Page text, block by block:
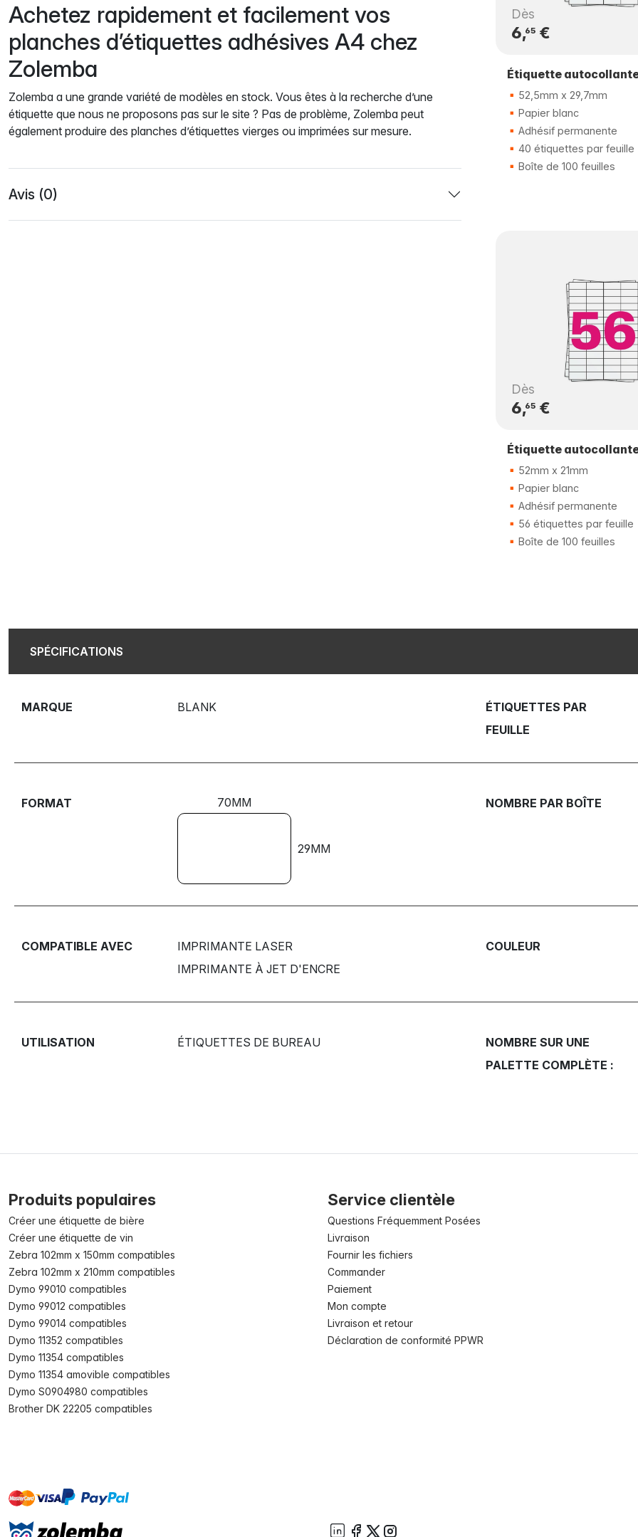
Dès
6,65€
Étiquette
52,5mm x 29,7mm
Papier blanc
Adhésif permanente
40 étiquettes par feuille
Boîte de 100 feuilles
Dès
6,65€
Étiquette
52mm x 21mm
Papier blanc
Adhésif permanente
56 étiquettes par feuille
Boîte de 100 feuilles
Achetez rapidement et facilement vos
planches d’étiquettes adhésives A4 chez
Zolemba
Zolemba a une grande variété de modèles en stock. Vous êtes à la recherche d’une
étiquette que nous ne proposons pas sur le site ? Pas de problème, Zolemba peut
également produire des planches d’étiquettes vierges ou imprimées sur mesure.
Avis (0)
SPÉCIFICATIONS
MARQUE BLANK
ÉTIQUETTES PAR
FEUILLE
FORMAT 70MM
29MM
NOMBRE PAR BOÎTE
COMPATIBLE AVEC
IMPRIMANTE LASER
IMPRIMANTE À JET D'ENCRE
COULEUR
UTILISATION ÉTIQUETTES DE BUREAU
NOMBRE SUR UNE
PALETTE COMPLÈTE :
Produits populaires
Créer une étiquette de bière
Créer une étiquette de vin
Zebra 102mm x 150mm compatibles
Zebra 102mm x 210mm compatibles
Dymo 99010 compatibles
Dymo 99012 compatibles
Dymo 99014 compatibles
Dymo 11352 compatibles
Dymo 11354 compatibles
Dymo 11354 amovible compatibles
Dymo S0904980 compatibles
Brother DK 22205 compatibles
Service clientèle
Questions Fréquemment Posées
Livraison
Fournir les fichiers
Commander
Paiement
Mon compte
Livraison et retour
Déclaration de conformité PPWR
mastervisa paypal